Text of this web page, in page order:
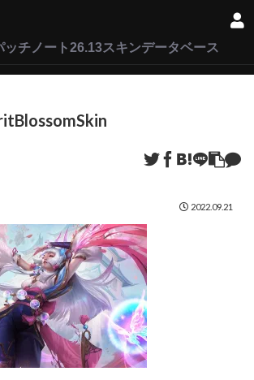
ッチノート26.13スキンデータベース
2022.09.21